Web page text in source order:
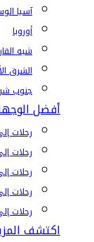
آسيا
أوروبا
شبه
الشرق
جنوب
أفضل
رحلات
رحلات
رحلات
رحلات
رحلات
اكتشف